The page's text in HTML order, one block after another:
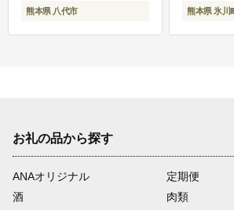
熊本県 八代市 熊本県 氷川
お礼の品から探す
ANAオリジナル
定期便
酒
肉類